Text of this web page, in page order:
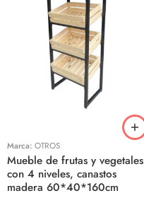
Marca: OTROS
Mueble de frutas y vegetales
con 4 niveles, canastos
madera 60*40*160cm